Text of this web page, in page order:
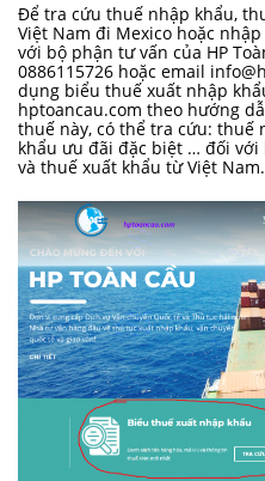
Để tra cứu thuế nhập khẩu,
Việt Nam đi Mexico hoặc
với bộ phận tư vấn của HP
0886115726 hoặc email
dụng biểu thuế xuất nhập
hptoancau.com theo hướng
thuế này, có thể tra cứu: thuế
khẩu ưu đãi đặc biệt … đối
và thuế xuất khẩu từ Việt Nam.